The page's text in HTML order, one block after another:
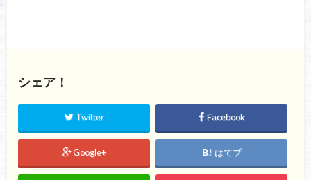
シェア！
Twitter Facebook
Google+ はてブ